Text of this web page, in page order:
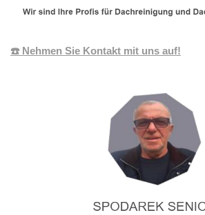
☎️ Nehmen Sie Kontakt mit uns auf!